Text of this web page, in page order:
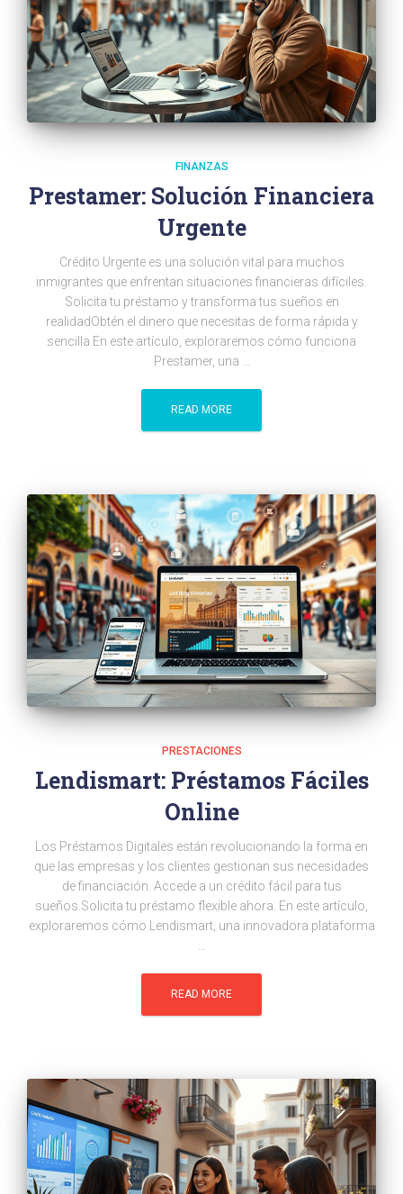
FINANZAS
Prestamer: Solución Financiera
Urgente
Crédito Urgente es una solución vital para muchos
inmigrantes que enfrentan situaciones financieras difíciles.
Solicita tu préstamo y transforma tus sueños en
realidadObtén el dinero que necesitas de forma rápida y
sencilla En este artículo, exploraremos cómo funciona
Prestamer, una …
READ MORE
PRESTACIONES
Lendismart: Préstamos Fáciles
Online
Los Préstamos Digitales están revolucionando la forma en
que las empresas y los clientes gestionan sus necesidades
de financiación. Accede a un crédito fácil para tus
sueños.Solicita tu préstamo flexible ahora. En este artículo,
exploraremos cómo Lendismart, una innovadora plataforma
READ MORE